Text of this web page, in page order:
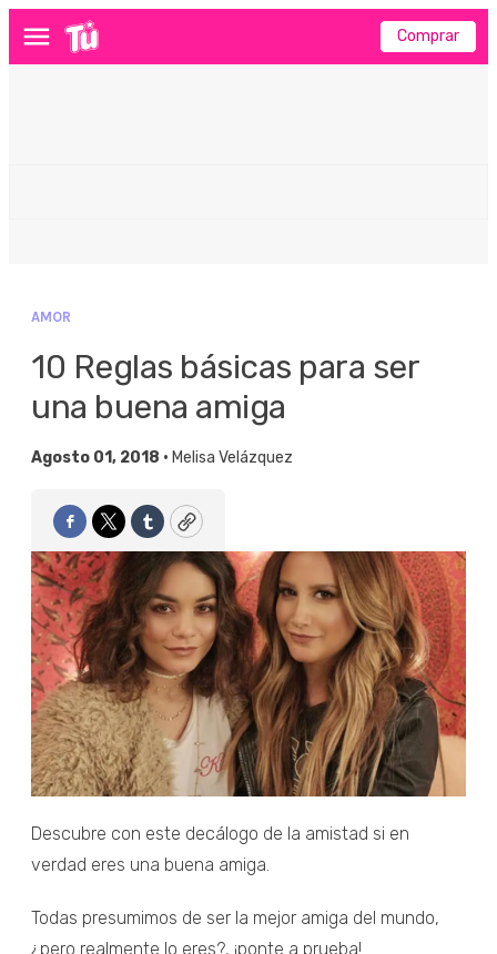
Menú Comprar
AMOR
10 Reglas básicas para ser
una buena amiga
Agosto 01, 2018 • Melisa Velázquez
Facebook
TwitterTumblrCopy
Descubre con este decálogo de la amistad si en
verdad eres una buena amiga.
Todas presumimos de ser la mejor amiga del mundo,
¿pero realmente lo eres?, ¡ponte a prueba!